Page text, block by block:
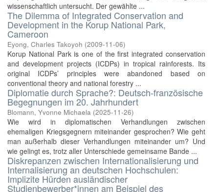
wissenschaftlich untersucht. Der gewählte ...
The Dilemma of Integrated Conservation and
Development in the Korup National Park,
Cameroon
Eyong, Charles Takoyoh (2009-11-06)
Korup National Park is one of the first integrated conservation
and development projects (ICDPs) in tropical rainforests. Its
original ICDPs’ principles were abandoned based on
conventional theory and national forestry ...
Diplomatie durch Sprache?: Deutsch-französische
Begegnungen im 20. Jahrhundert
Blomann, Yvonne Michaela (2025-11-26)
Wie wird in diplomatischen Verhandlungen zwischen
ehemaligen Kriegsgegnern miteinander gesprochen? Wie geht
man außerhalb dieser Verhandlungen miteinander um? Und
wie gelingt es, trotz aller Unterschiede gemeinsame Bande ...
Diskrepanzen zwischen Internationalisierung und
Internalisierung an deutschen Hochschulen:
Implizite Hürden ausländischer
Studienbewerber*innen am Beispiel des